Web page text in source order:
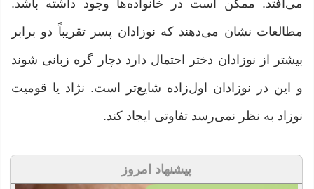
می‌افتد. ممکن است در خانواده‌ها وجود داشته باشد.
مطالعات نشان می‌دهند که نوزادان پسر تقریباً دو برابر
بیشتر از نوزادان دختر احتمال دارد دچار گره زبانی شوند
و این در نوزادان اول‌زاده شایع‌تر است. نژاد یا قومیت
نوزاد به نظر نمی‌رسد تفاوتی ایجاد کند.
پیشنهاد امروز